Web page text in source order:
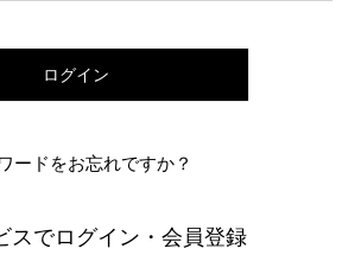
ログイン
ードをお忘れですか？
スでログイン・会員登録